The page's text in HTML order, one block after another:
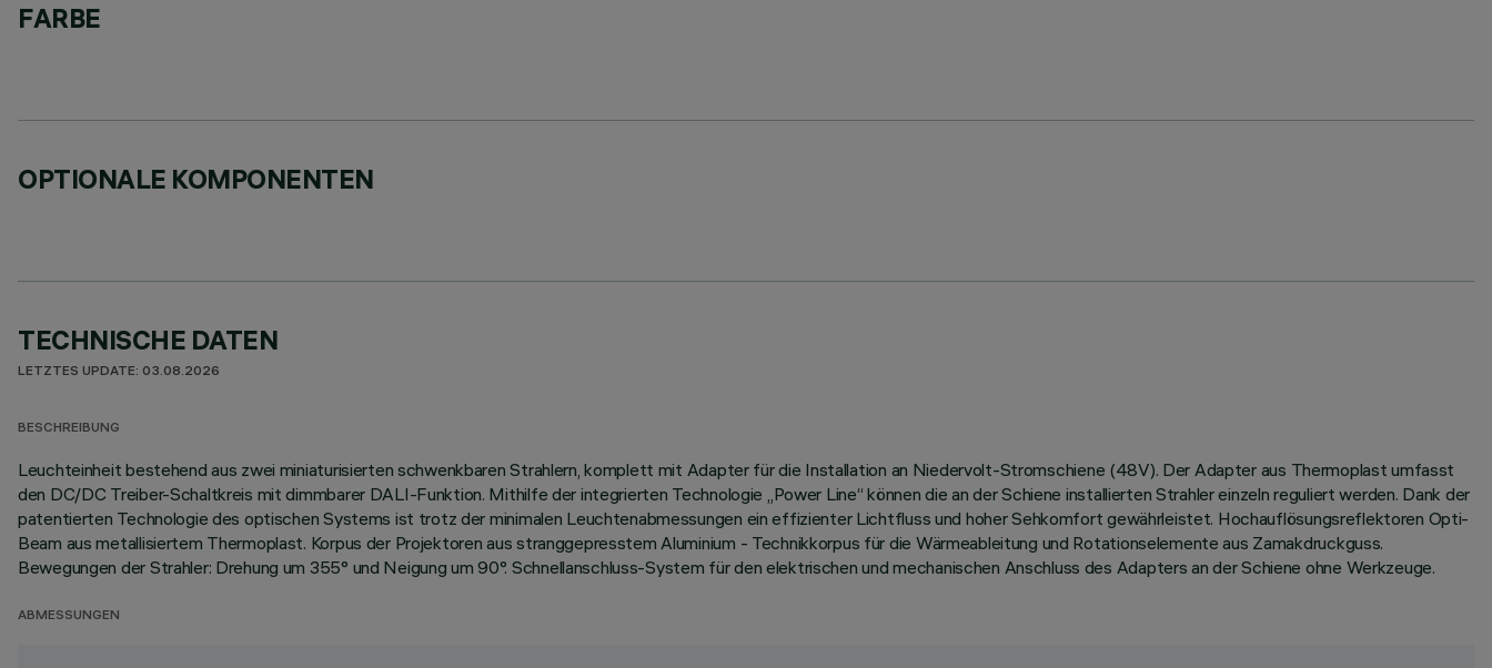
FARBE
OPTIONALE KOMPONENTEN
TECHNISCHE DATEN
LETZTES UPDATE: 03.08.2026
BESCHREIBUNG
Leuchteinheit bestehend aus zwei miniaturisierten schwenkbaren Strahlern, komplett mit Adapter für die Installation an Niedervolt-Stromschiene (48V). Der Adapter aus Thermoplast umfasst
den DC/DC Treiber-Schaltkreis mit dimmbarer DALI-Funktion. Mithilfe der integrierten Technologie „Power Line“ können die an der Schiene installierten Strahler einzeln reguliert werden. Dank der
patentierten Technologie des optischen Systems ist trotz der minimalen Leuchtenabmessungen ein effizienter Lichtfluss und hoher Sehkomfort gewährleistet. Hochauflösungsreflektoren Opti-
Beam aus metallisiertem Thermoplast. Korpus der Projektoren aus stranggepresstem Aluminium - Technikkorpus für die Wärmeableitung und Rotationselemente aus Zamakdruckguss.
Bewegungen der Strahler: Drehung um 355° und Neigung um 90°. Schnellanschluss-System für den elektrischen und mechanischen Anschluss des Adapters an der Schiene ohne Werkzeuge.
ABMESSUNGEN